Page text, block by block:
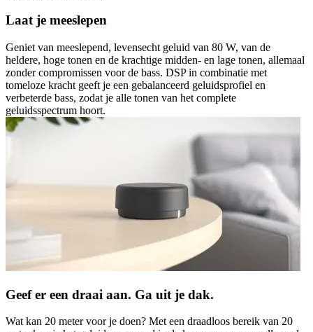
Laat je meeslepen
Geniet van meeslepend, levensecht geluid van 80 W, van de
heldere, hoge tonen en de krachtige midden- en lage tonen, allemaal
zonder compromissen voor de bass. DSP in combinatie met
tomeloze kracht geeft je een gebalanceerd geluidsprofiel en
verbeterde bass, zodat je alle tonen van het complete
geluidsspectrum hoort.
Geef er een draai aan. Ga uit je dak.
Wat kan 20 meter voor je doen? Met een draadloos bereik van 20